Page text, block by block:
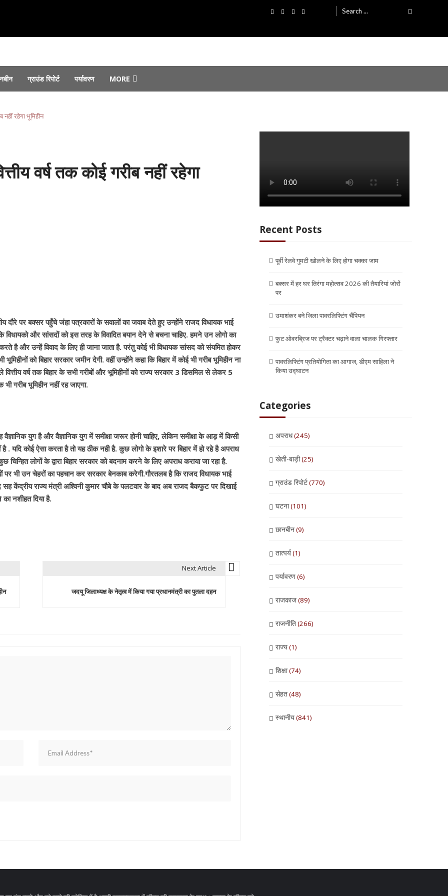
Search
for:
ग्राउंड रिपोर्ट पर्यावरण MORE
जोरों पर... August 6, 2026
4, 2026
नहीं रहेगा भूमिहीन
वर्ष तक कोई गरीब नहीं रहेगा
पर बक्सर पहुँचे जंहा पत्रकारों के सवालों का जवाब देते हुए उन्होंने राजद विधायक भाई
और सांसदों को इस तरह के विवादित बयान देने से बचना चाहिए. हमने उन लोगो का
है और उन्हें विवाद के लिए ही जाना जाता है. परंतु कोई भी विधायक सांसद को संयमित होकर
को बिहार सरकार जमीन देगी. वहीं उन्होंने कहा कि बिहार में कोई भी गरीब भूमिहीन ना
वर्ष तक बिहार के सभी गरीबों और भूमिहीनों को राज्य सरकार 3 डिसमिल से लेकर 5
गरीब भूमिहीन नहीं रह जाएगा.
युग है और वैज्ञानिक युग में समीक्षा जरूर होनी चाहिए, लेकिन समीक्षा के आड़ में किसी
यदि कोई ऐसा करता है तो यह ठीक नही है. कुछ लोगो के इशारे पर बिहार में हो रहे है अपराध
चिन्हित लोगों के द्वारा बिहार सरकार को बदनाम करने के लिए अपराध कराया जा रहा है.
भी उन चेहरों का पहचान कर सरकार बेनकाब करेगी.गौरतलब है कि राजद विधायक भाई
सह केंद्रीय राज्य मंत्री अश्विनी कुमार चौबे के पलटवार के बाद अब राजद बैकफुट पर दिखाई
नशीहत दिया है.
Next Article
जदयू जिलाध्यक्ष के नेतृत्व में किया गया प्रधानमंत्री का पुतला दहन
Recent Posts
पूर्वी रेलवे गुमटी खोलने के लिए होगा चक्का जाम
बक्सर में हर घर तिरंगा महोत्सव 2026 की तैयारियां जोरों
पर
उमाशंकर बने जिला पावरलिफ्टिंग चैंपियन
फुट ओवरब्रिज पर ट्रैक्टर चढ़ाने वाला चालक गिरफ्तार
पावरलिफ्टिंग प्रतियोगिता का आगाज, डीएम साहिला ने
किया उद्घाटन
Categories
अपराध(245)
खेती-बाड़ी(25)
ग्राउंड रिपोर्ट(770)
घटना(101)
छानबीन(9)
तात्पर्य(1)
पर्यावरण(6)
राजकाज(89)
राजनीति(266)
राज्य(1)
शिक्षा(74)
सेहत(48)
स्थानीय(841)